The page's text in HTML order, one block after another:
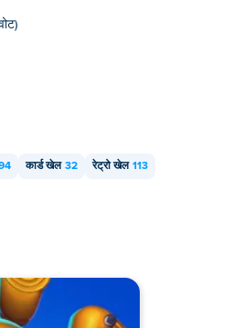
कार्ड खेल 32 रेट्रो खेल 113